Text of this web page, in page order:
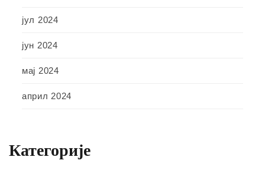
јул 2024
јун 2024
мај 2024
април 2024
Категорије